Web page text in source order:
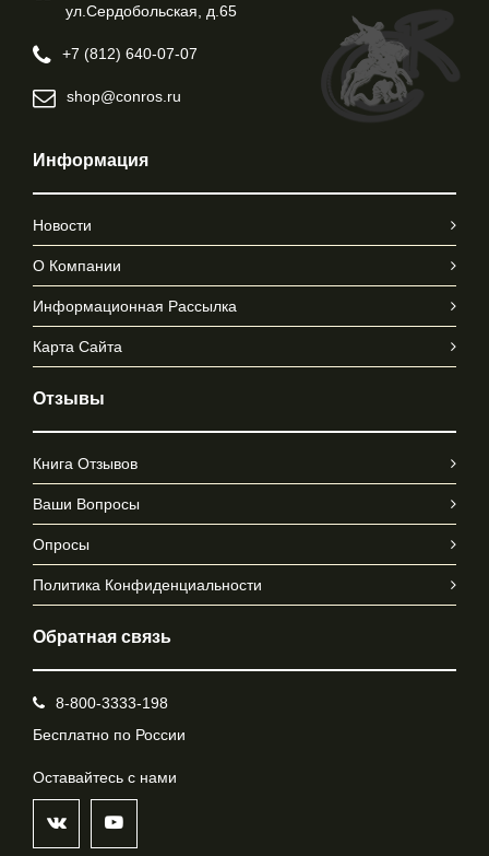
ул.Cердобольская, д.65
+7 (812) 640-07-07
shop@conros.ru
Информация
Новости
О Компании
Информационная Рассылка
Карта Сайта
Отзывы
Книга Отзывов
Ваши Вопросы
Опросы
Политика Конфиденциальности
Обратная связь
8-800-3333-198
Бесплатно по России
Оставайтесь с нами